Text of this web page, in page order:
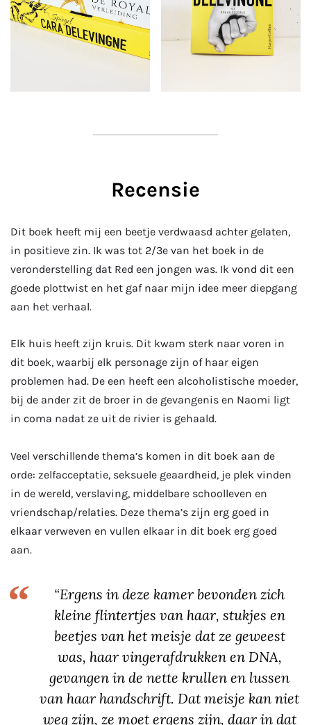
Recensie
Dit boek heeft mij een beetje verdwaasd achter gelaten,
in positieve zin. Ik was tot 2/3e van het boek in de
veronderstelling dat Red een jongen was. Ik vond dit een
goede plottwist en het gaf naar mijn idee meer diepgang
aan het verhaal.
Elk huis heeft zijn kruis. Dit kwam sterk naar voren in
dit boek, waarbij elk personage zijn of haar eigen
problemen had. De een heeft een alcoholistische moeder,
bij de ander zit de broer in de gevangenis en Naomi ligt
in coma nadat ze uit de rivier is gehaald.
Veel verschillende thema’s komen in dit boek aan de
orde: zelfacceptatie, seksuele geaardheid, je plek vinden
in de wereld, verslaving, middelbare schoolleven en
vriendschap/relaties. Deze thema’s zijn erg goed in
elkaar verweven en vullen elkaar in dit boek erg goed
aan.
“Ergens in deze kamer bevonden zich
kleine flintertjes van haar, stukjes en
beetjes van het meisje dat ze geweest
was, haar vingerafdrukken en DNA,
gevangen in de nette krullen en lussen
van haar handschrift. Dat meisje kan niet
weg zijn, ze moet ergens zijn, daar in dat